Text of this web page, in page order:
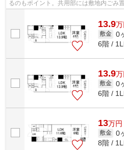
るのもポイント。共用部には敷地内ごみ
13.9万
敷金 0
6階 /
13.9万
敷金 0
6階 /
13万円
敷金 0
8階 /